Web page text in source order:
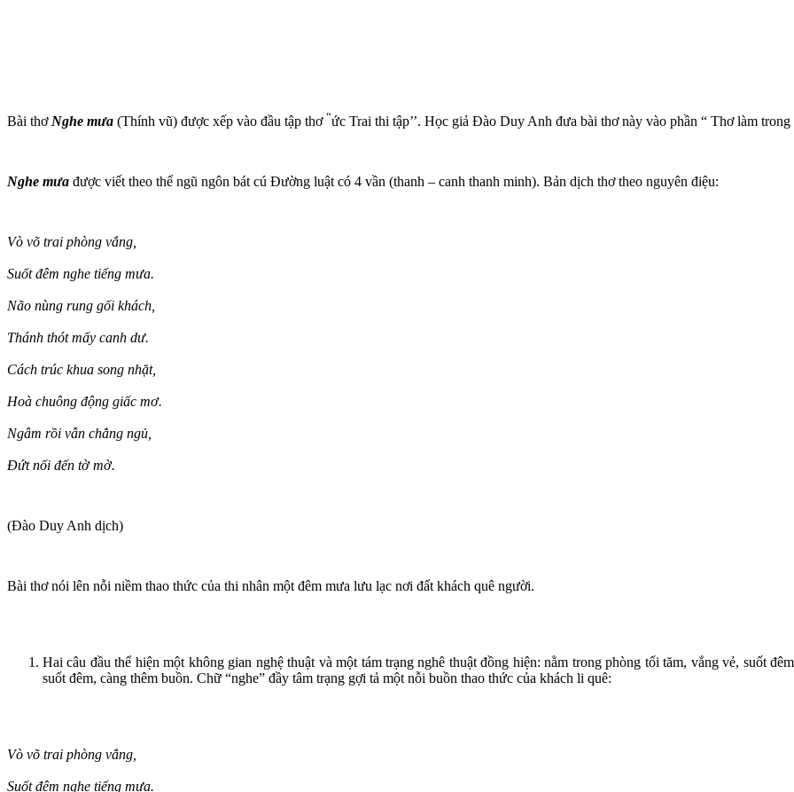
Bài thơ Nghe mưa (Thính vũ) được xếp vào đầu tập thơ “ức Trai thi tập’’. Học giả Đào Duy Anh đưa bài thơ này vào phần “ Thơ làm
Nghe mưa được viết theo thể ngũ ngôn bát cú Đường luật có 4 vần (thanh – canh thanh minh). Bản dịch thơ theo nguyên điệu:
Vò võ trai phòng vắng,
Suốt đêm nghe tiếng mưa.
Não nùng rung gối khách,
Thánh thót mấy canh dư.
Cách trúc khua song nhặt,
Hoà chuông động giấc mơ.
Ngâm rồi vẫn chẳng ngủ,
Đứt nối đến tờ mờ.
(Đào Duy Anh dịch)
Bài thơ nói lên nỗi niềm thao thức của thi nhân một đêm mưa lưu lạc nơi đất khách quê người.
Hai câu đầu thể hiện một không gian nghệ thuật và một tám trạng nghê thuật đồng hiện: nằm trong phòng tối tăm, vắng vẻ, suốt
suốt đêm, càng thêm buồn. Chữ “nghe” đầy tâm trạng gợi tả một nỗi buồn thao thức của khách li quê:
Vò võ trai phòng vắng,
Suốt đêm nghe tiếng mưa.